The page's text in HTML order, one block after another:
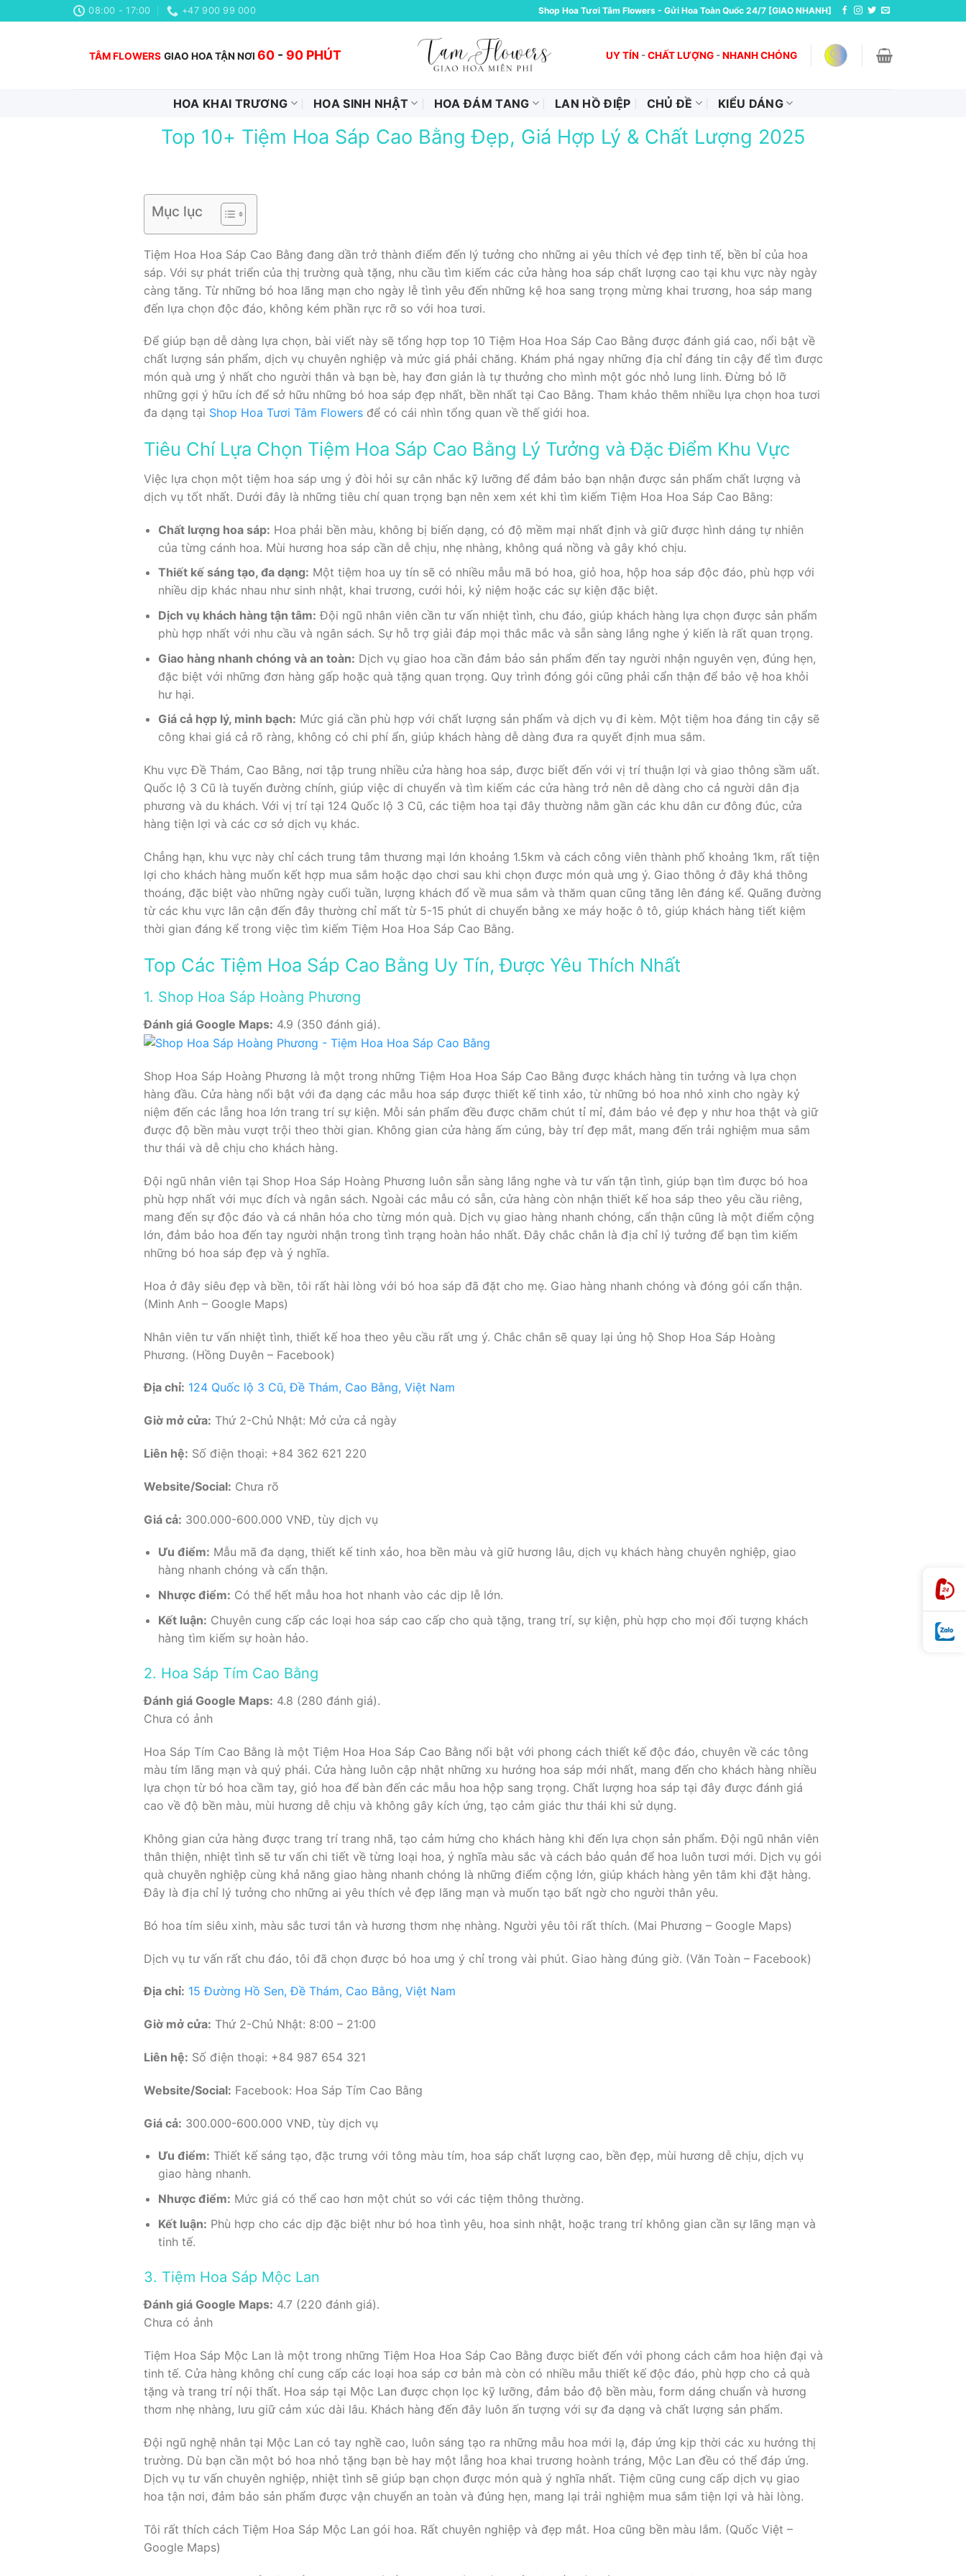
đến
08:00 - 17:00 +47 900 99 000 Shop Hoa Tươi Tâm Flowers - Gửi Hoa Toàn Quốc 24/7 [GIAO NHANH]
TÂM FLOWERS GIAO HOA TẬN NƠI 60 - 90 PHÚT UY TÍN -CHẤT LƯỢNG -NHANH CHÓNG
HOA KHAI TRƯƠNG HOA SINH NHẬT HOA ĐÁM TANG LAN HỒ ĐIỆP CHỦ ĐỀ KIỂU DÁNG
Top 10+ Tiệm Hoa Sáp Cao Bằng Đẹp, Giá Hợp Lý & Chất Lượng 2025
Mục lục
Tiệm Hoa Hoa Sáp Cao Bằng đang dần trở thành điểm đến lý tưởng cho những ai yêu thích vẻ đẹp tinh tế, bền bỉ của hoa
sáp. Với sự phát triển của thị trường quà tặng, nhu cầu tìm kiếm các cửa hàng hoa sáp chất lượng cao tại khu vực này ngày
càng tăng. Từ những bó hoa lãng mạn cho ngày lễ tình yêu đến những kệ hoa sang trọng mừng khai trương, hoa sáp mang
đến lựa chọn độc đáo, không kém phần rực rỡ so với hoa tươi.
Để giúp bạn dễ dàng lựa chọn, bài viết này sẽ tổng hợp top 10 Tiệm Hoa Hoa Sáp Cao Bằng được đánh giá cao, nổi bật về
chất lượng sản phẩm, dịch vụ chuyên nghiệp và mức giá phải chăng. Khám phá ngay những địa chỉ đáng tin cậy để tìm được
món quà ưng ý nhất cho người thân và bạn bè, hay đơn giản là tự thưởng cho mình một góc nhỏ lung linh. Đừng bỏ lỡ
những gợi ý hữu ích để sở hữu những bó hoa sáp đẹp nhất, bền nhất tại Cao Bằng. Tham khảo thêm nhiều lựa chọn hoa tươi
đa dạng tại Shop Hoa Tươi Tâm Flowersđể có cái nhìn tổng quan về thế giới hoa.
Tiêu Chí Lựa Chọn Tiệm Hoa Sáp Cao Bằng Lý Tưởng và Đặc Điểm Khu Vực
Việc lựa chọn một tiệm hoa sáp ưng ý đòi hỏi sự cân nhắc kỹ lưỡng để đảm bảo bạn nhận được sản phẩm chất lượng và
dịch vụ tốt nhất. Dưới đây là những tiêu chí quan trọng bạn nên xem xét khi tìm kiếm Tiệm Hoa Hoa Sáp Cao Bằng:
Chất lượng hoa sáp: Hoa phải bền màu, không bị biến dạng, có độ mềm mại nhất định và giữ được hình dáng tự nhiên
của từng cánh hoa. Mùi hương hoa sáp cần dễ chịu, nhẹ nhàng, không quá nồng và gây khó chịu.
Thiết kế sáng tạo, đa dạng: Một tiệm hoa uy tín sẽ có nhiều mẫu mã bó hoa, giỏ hoa, hộp hoa sáp độc đáo, phù hợp với
nhiều dịp khác nhau như sinh nhật, khai trương, cưới hỏi, kỷ niệm hoặc các sự kiện đặc biệt.
Dịch vụ khách hàng tận tâm: Đội ngũ nhân viên cần tư vấn nhiệt tình, chu đáo, giúp khách hàng lựa chọn được sản phẩm
phù hợp nhất với nhu cầu và ngân sách. Sự hỗ trợ giải đáp mọi thắc mắc và sẵn sàng lắng nghe ý kiến là rất quan trọng.
Giao hàng nhanh chóng và an toàn: Dịch vụ giao hoa cần đảm bảo sản phẩm đến tay người nhận nguyên vẹn, đúng hẹn,
đặc biệt với những đơn hàng gấp hoặc quà tặng quan trọng. Quy trình đóng gói cũng phải cẩn thận để bảo vệ hoa khỏi
hư hại.
Giá cả hợp lý, minh bạch: Mức giá cần phù hợp với chất lượng sản phẩm và dịch vụ đi kèm. Một tiệm hoa đáng tin cậy sẽ
công khai giá cả rõ ràng, không có chi phí ẩn, giúp khách hàng dễ dàng đưa ra quyết định mua sắm.
Khu vực Đề Thám, Cao Bằng, nơi tập trung nhiều cửa hàng hoa sáp, được biết đến với vị trí thuận lợi và giao thông sầm uất.
Quốc lộ 3 Cũ là tuyến đường chính, giúp việc di chuyển và tìm kiếm các cửa hàng trở nên dễ dàng cho cả người dân địa
phương và du khách. Với vị trí tại 124 Quốc lộ 3 Cũ, các tiệm hoa tại đây thường nằm gần các khu dân cư đông đúc, cửa
hàng tiện lợi và các cơ sở dịch vụ khác.
Chẳng hạn, khu vực này chỉ cách trung tâm thương mại lớn khoảng 1.5km và cách công viên thành phố khoảng 1km, rất tiện
lợi cho khách hàng muốn kết hợp mua sắm hoặc dạo chơi sau khi chọn được món quà ưng ý. Giao thông ở đây khá thông
thoáng, đặc biệt vào những ngày cuối tuần, lượng khách đổ về mua sắm và thăm quan cũng tăng lên đáng kể. Quãng đường
từ các khu vực lân cận đến đây thường chỉ mất từ 5-15 phút di chuyển bằng xe máy hoặc ô tô, giúp khách hàng tiết kiệm
thời gian đáng kể trong việc tìm kiếm Tiệm Hoa Hoa Sáp Cao Bằng.
Top Các Tiệm Hoa Sáp Cao Bằng Uy Tín, Được Yêu Thích Nhất
1. Shop Hoa Sáp Hoàng Phương
Đánh giá Google Maps: 4.9 (350 đánh giá).
Shop Hoa Sáp Hoàng Phương là một trong những Tiệm Hoa Hoa Sáp Cao Bằng được khách hàng tin tưởng và lựa chọn
hàng đầu. Cửa hàng nổi bật với đa dạng các mẫu hoa sáp được thiết kế tinh xảo, từ những bó hoa nhỏ xinh cho ngày kỷ
niệm đến các lẵng hoa lớn trang trí sự kiện. Mỗi sản phẩm đều được chăm chút tỉ mỉ, đảm bảo vẻ đẹp y như hoa thật và giữ
được độ bền màu vượt trội theo thời gian. Không gian cửa hàng ấm cúng, bày trí đẹp mắt, mang đến trải nghiệm mua sắm
thư thái và dễ chịu cho khách hàng.
Đội ngũ nhân viên tại Shop Hoa Sáp Hoàng Phương luôn sẵn sàng lắng nghe và tư vấn tận tình, giúp bạn tìm được bó hoa
phù hợp nhất với mục đích và ngân sách. Ngoài các mẫu có sẵn, cửa hàng còn nhận thiết kế hoa sáp theo yêu cầu riêng,
mang đến sự độc đáo và cá nhân hóa cho từng món quà. Dịch vụ giao hàng nhanh chóng, cẩn thận cũng là một điểm cộng
lớn, đảm bảo hoa đến tay người nhận trong tình trạng hoàn hảo nhất. Đây chắc chắn là địa chỉ lý tưởng để bạn tìm kiếm
những bó hoa sáp đẹp và ý nghĩa.
Hoa ở đây siêu đẹp và bền, tôi rất hài lòng với bó hoa sáp đã đặt cho mẹ. Giao hàng nhanh chóng và đóng gói cẩn thận.
(Minh Anh – Google Maps)
Nhân viên tư vấn nhiệt tình, thiết kế hoa theo yêu cầu rất ưng ý. Chắc chắn sẽ quay lại ủng hộ Shop Hoa Sáp Hoàng
Phương. (Hồng Duyên – Facebook)
Địa chỉ: 124 Quốc lộ 3 Cũ, Đề Thám, Cao Bằng, Việt Nam
Giờ mở cửa: Thứ 2-Chủ Nhật: Mở cửa cả ngày
Liên hệ: Số điện thoại: +84 362 621 220
Website/Social: Chưa rõ
Giá cả: 300.000-600.000 VNĐ, tùy dịch vụ
Ưu điểm: Mẫu mã đa dạng, thiết kế tinh xảo, hoa bền màu và giữ hương lâu, dịch vụ khách hàng chuyên nghiệp, giao
hàng nhanh chóng và cẩn thận.
Nhược điểm: Có thể hết mẫu hoa hot nhanh vào các dịp lễ lớn.
Kết luận: Chuyên cung cấp các loại hoa sáp cao cấp cho quà tặng, trang trí, sự kiện, phù hợp cho mọi đối tượng khách
hàng tìm kiếm sự hoàn hảo.
2. Hoa Sáp Tím Cao Bằng
Đánh giá Google Maps: 4.8 (280 đánh giá).
Chưa có ảnh
Hoa Sáp Tím Cao Bằng là một Tiệm Hoa Hoa Sáp Cao Bằng nổi bật với phong cách thiết kế độc đáo, chuyên về các tông
màu tím lãng mạn và quý phái. Cửa hàng luôn cập nhật những xu hướng hoa sáp mới nhất, mang đến cho khách hàng nhiều
lựa chọn từ bó hoa cầm tay, giỏ hoa để bàn đến các mẫu hoa hộp sang trọng. Chất lượng hoa sáp tại đây được đánh giá
cao về độ bền màu, mùi hương dễ chịu và không gây kích ứng, tạo cảm giác thư thái khi sử dụng.
Không gian cửa hàng được trang trí trang nhã, tạo cảm hứng cho khách hàng khi đến lựa chọn sản phẩm. Đội ngũ nhân viên
thân thiện, nhiệt tình sẽ tư vấn chi tiết về từng loại hoa, ý nghĩa màu sắc và cách bảo quản để hoa luôn tươi mới. Dịch vụ gói
quà chuyên nghiệp cùng khả năng giao hàng nhanh chóng là những điểm cộng lớn, giúp khách hàng yên tâm khi đặt hàng.
Đây là địa chỉ lý tưởng cho những ai yêu thích vẻ đẹp lãng mạn và muốn tạo bất ngờ cho người thân yêu.
Bó hoa tím siêu xinh, màu sắc tươi tắn và hương thơm nhẹ nhàng. Người yêu tôi rất thích. (Mai Phương – Google Maps)
Dịch vụ tư vấn rất chu đáo, tôi đã chọn được bó hoa ưng ý chỉ trong vài phút. Giao hàng đúng giờ. (Văn Toàn – Facebook)
Địa chỉ: 15 Đường Hồ Sen, Đề Thám, Cao Bằng, Việt Nam
Giờ mở cửa: Thứ 2-Chủ Nhật: 8:00 – 21:00
Liên hệ: Số điện thoại: +84 987 654 321
Website/Social: Facebook: Hoa Sáp Tím Cao Bằng
Giá cả: 300.000-600.000 VNĐ, tùy dịch vụ
Ưu điểm: Thiết kế sáng tạo, đặc trưng với tông màu tím, hoa sáp chất lượng cao, bền đẹp, mùi hương dễ chịu, dịch vụ
giao hàng nhanh.
Nhược điểm: Mức giá có thể cao hơn một chút so với các tiệm thông thường.
Kết luận: Phù hợp cho các dịp đặc biệt như bó hoa tình yêu, hoa sinh nhật, hoặc trang trí không gian cần sự lãng mạn và
tinh tế.
3. Tiệm Hoa Sáp Mộc Lan
Đánh giá Google Maps: 4.7 (220 đánh giá).
Chưa có ảnh
Tiệm Hoa Sáp Mộc Lan là một trong những Tiệm Hoa Hoa Sáp Cao Bằng được biết đến với phong cách cắm hoa hiện đại và
tinh tế. Cửa hàng không chỉ cung cấp các loại hoa sáp cơ bản mà còn có nhiều mẫu thiết kế độc đáo, phù hợp cho cả quà
tặng và trang trí nội thất. Hoa sáp tại Mộc Lan được chọn lọc kỹ lưỡng, đảm bảo độ bền màu, form dáng chuẩn và hương
thơm nhẹ nhàng, lưu giữ cảm xúc dài lâu. Khách hàng đến đây luôn ấn tượng với sự đa dạng và chất lượng sản phẩm.
Đội ngũ nghệ nhân tại Mộc Lan có tay nghề cao, luôn sáng tạo ra những mẫu hoa mới lạ, đáp ứng kịp thời các xu hướng thị
trường. Dù bạn cần một bó hoa nhỏ tặng bạn bè hay một lẵng hoa khai trương hoành tráng, Mộc Lan đều có thể đáp ứng.
Dịch vụ tư vấn chuyên nghiệp, nhiệt tình sẽ giúp bạn chọn được món quà ý nghĩa nhất. Tiệm cũng cung cấp dịch vụ giao
hoa tận nơi, đảm bảo sản phẩm được vận chuyển an toàn và đúng hẹn, mang lại trải nghiệm mua sắm tiện lợi và hài lòng.
Tôi rất thích cách Tiệm Hoa Sáp Mộc Lan gói hoa. Rất chuyên nghiệp và đẹp mắt. Hoa cũng bền màu lắm. (Quốc Việt –
Google Maps)